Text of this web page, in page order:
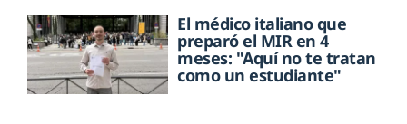
El médico italiano que
preparó el MIR en 4
meses: "Aquí no te tratan
como un estudiante"